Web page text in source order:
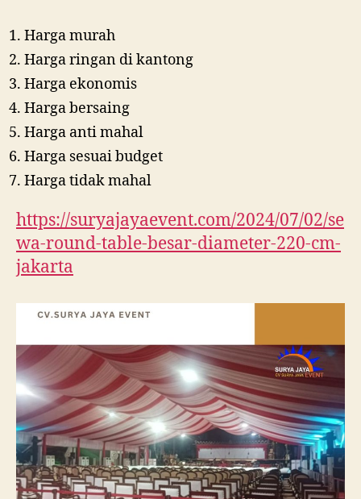
Harga murah
Harga ringan di kantong
Harga ekonomis
Harga bersaing
Harga anti mahal
Harga sesuai budget
Harga tidak mahal
https://suryajayaevent.com/2024/07/02/se
wa-round-table-besar-diameter-220-cm-
jakarta